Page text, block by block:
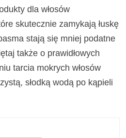
dla włosów
skutecznie zamykają łuskę
stają się mniej podatne
także o prawidłowych
tarcia mokrych włosów
słodką wodą po kąpieli